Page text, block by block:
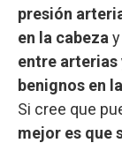
presión
en la cabeza
entre arterias
benignos en
Si cree que
mejor es que